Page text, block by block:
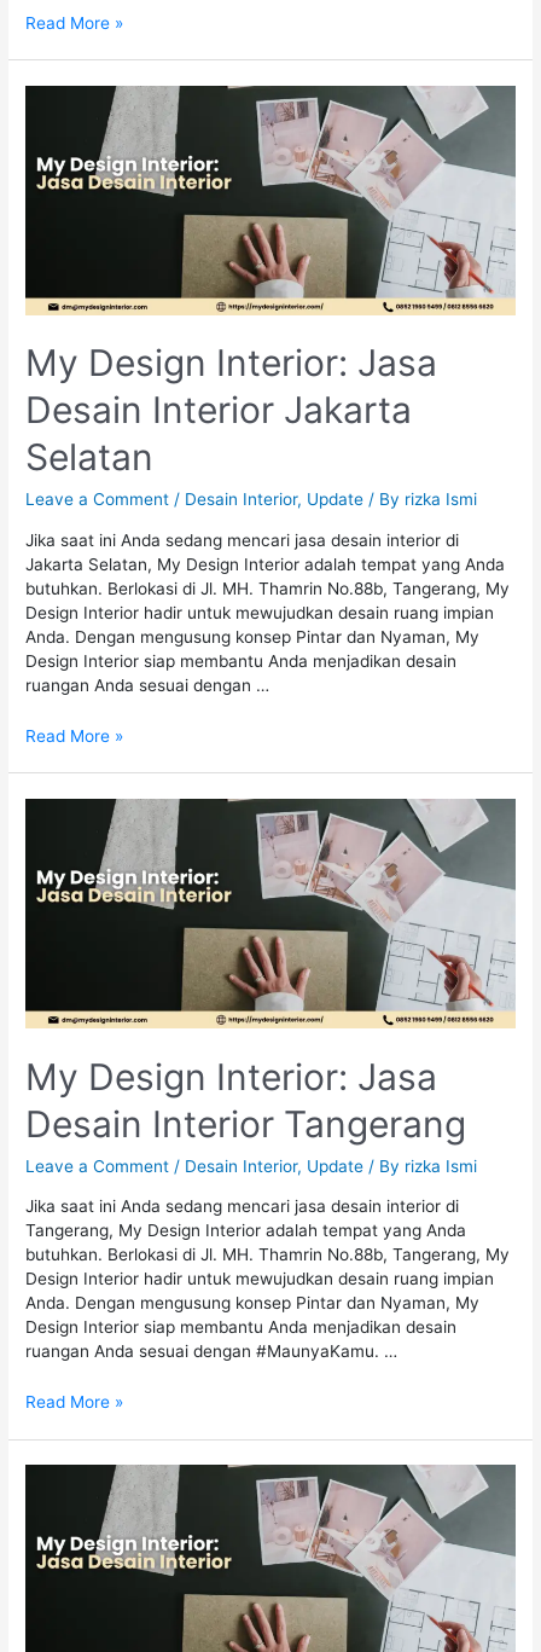
Read More »
My Design Interior: Jasa
Desain Interior Jakarta
Selatan
Leave a Comment / Desain Interior, Update / By rizka Ismi
Jika saat ini Anda sedang mencari jasa desain interior di
Jakarta Selatan, My Design Interior adalah tempat yang Anda
butuhkan. Berlokasi di Jl. MH. Thamrin No.88b, Tangerang, My
Design Interior hadir untuk mewujudkan desain ruang impian
Anda. Dengan mengusung konsep Pintar dan Nyaman, My
Design Interior siap membantu Anda menjadikan desain
ruangan Anda sesuai dengan …
Read More »
My Design Interior: Jasa
Desain Interior Tangerang
Leave a Comment / Desain Interior, Update / By rizka Ismi
Jika saat ini Anda sedang mencari jasa desain interior di
Tangerang, My Design Interior adalah tempat yang Anda
butuhkan. Berlokasi di Jl. MH. Thamrin No.88b, Tangerang, My
Design Interior hadir untuk mewujudkan desain ruang impian
Anda. Dengan mengusung konsep Pintar dan Nyaman, My
Design Interior siap membantu Anda menjadikan desain
ruangan Anda sesuai dengan #MaunyaKamu. …
Read More »